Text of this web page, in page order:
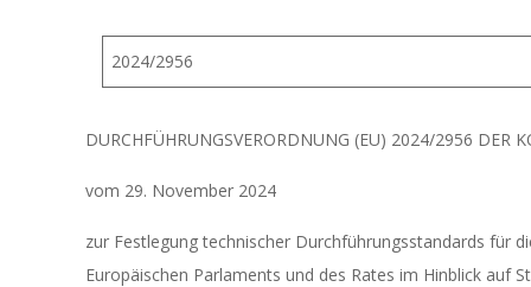
2024/2956
DURCHFÜHRUNGSVERORDNUNG (EU) 2024/2956 DER
vom 29. November 2024
zur Festlegung technischer Durchführungsstandards für
Europäischen Parlaments und des Rates im Hinblick auf